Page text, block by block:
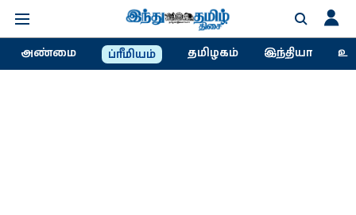
அண்மை ப்ரீமியம் தமிழகம் இந்தியா